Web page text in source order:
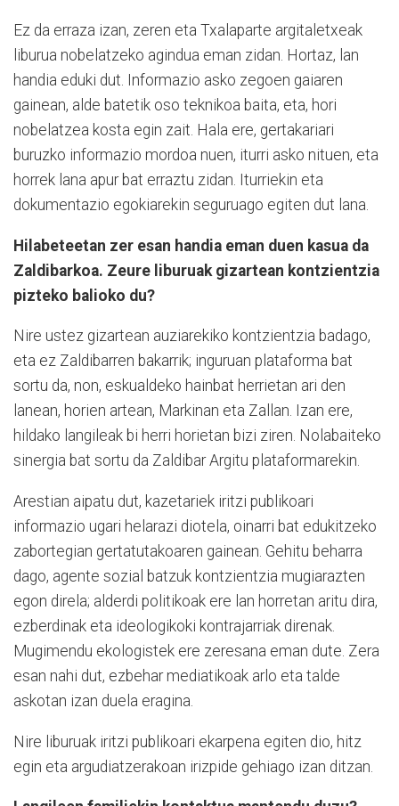
Ez da erraza izan, zeren eta Txalaparte argitaletxeak
liburua nobelatzeko agindua eman zidan. Hortaz, lan
handia eduki dut. Informazio asko zegoen gaiaren
gainean, alde batetik oso teknikoa baita, eta, hori
nobelatzea kosta egin zait. Hala ere, gertakariari
buruzko informazio mordoa nuen, iturri asko nituen, eta
horrek lana apur bat erraztu zidan. Iturriekin eta
dokumentazio egokiarekin seguruago egiten dut lana.
Hilabeteetan zer esan handia eman duen kasua da
Zaldibarkoa. Zeure liburuak gizartean kontzientzia
pizteko balioko du?
Nire ustez gizartean auziarekiko kontzientzia badago,
eta ez Zaldibarren bakarrik; inguruan plataforma bat
sortu da, non, eskualdeko hainbat herrietan ari den
lanean, horien artean, Markinan eta Zallan. Izan ere,
hildako langileak bi herri horietan bizi ziren. Nolabaiteko
sinergia bat sortu da Zaldibar Argitu plataformarekin.
Arestian aipatu dut, kazetariek iritzi publikoari
informazio ugari helarazi diotela, oinarri bat edukitzeko
zabortegian gertatutakoaren gainean. Gehitu beharra
dago, agente sozial batzuk kontzientzia mugiarazten
egon direla; alderdi politikoak ere lan horretan aritu dira,
ezberdinak eta ideologikoki kontrajarriak direnak.
Mugimendu ekologistek ere zeresana eman dute. Zera
esan nahi dut, ezbehar mediatikoak arlo eta talde
askotan izan duela eragina.
Nire liburuak iritzi publikoari ekarpena egiten dio, hitz
egin eta argudiatzerakoan irizpide gehiago izan ditzan.